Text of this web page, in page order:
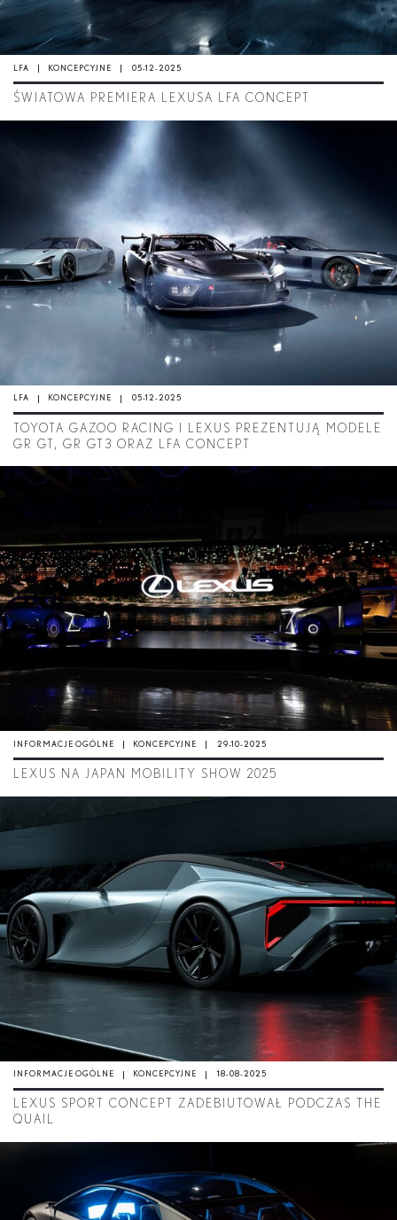
LFA KONCEPCYJNE 05-12-2025
ŚWIATOWA PREMIERA LEXUSA LFA CONCEPT
LFA KONCEPCYJNE 05-12-2025
TOYOTA GAZOO RACING I LEXUS PREZENTUJĄ MODELE
GR GT, GR GT3 ORAZ LFA CONCEPT
INFORMACJE OGÓLNE KONCEPCYJNE 29-10-2025
LEXUS NA JAPAN MOBILITY SHOW 2025
INFORMACJE OGÓLNE KONCEPCYJNE 18-08-2025
LEXUS SPORT CONCEPT ZADEBIUTOWAŁ PODCZAS THE
QUAIL